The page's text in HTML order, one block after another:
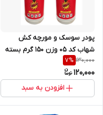
پودر سوسک و مورچه کش
شهاب کد 05 وزن 150 گرم بسته
2 عددی
130,000
7%
120,000
افزودن به سبد